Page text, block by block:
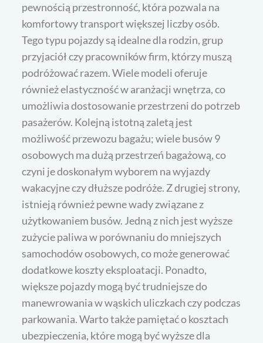
pewnością przestronność, która pozwala na
komfortowy transport większej liczby osób.
Tego typu pojazdy są idealne dla rodzin, grup
przyjaciół czy pracowników firm, którzy muszą
podróżować razem. Wiele modeli oferuje
również elastyczność w aranżacji wnętrza, co
umożliwia dostosowanie przestrzeni do potrzeb
pasażerów. Kolejną istotną zaletą jest
możliwość przewozu bagażu; wiele busów 9
osobowych ma dużą przestrzeń bagażową, co
czyni je doskonałym wyborem na wyjazdy
wakacyjne czy dłuższe podróże. Z drugiej strony,
istnieją również pewne wady związane z
użytkowaniem busów. Jedną z nich jest wyższe
zużycie paliwa w porównaniu do mniejszych
samochodów osobowych, co może generować
dodatkowe koszty eksploatacji. Ponadto,
większe pojazdy mogą być trudniejsze do
manewrowania w wąskich uliczkach czy podczas
parkowania. Warto także pamiętać o kosztach
ubezpieczenia, które mogą być wyższe dla